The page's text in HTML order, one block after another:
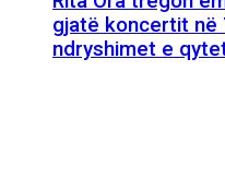
gjatë koncertit në
ndryshimet e